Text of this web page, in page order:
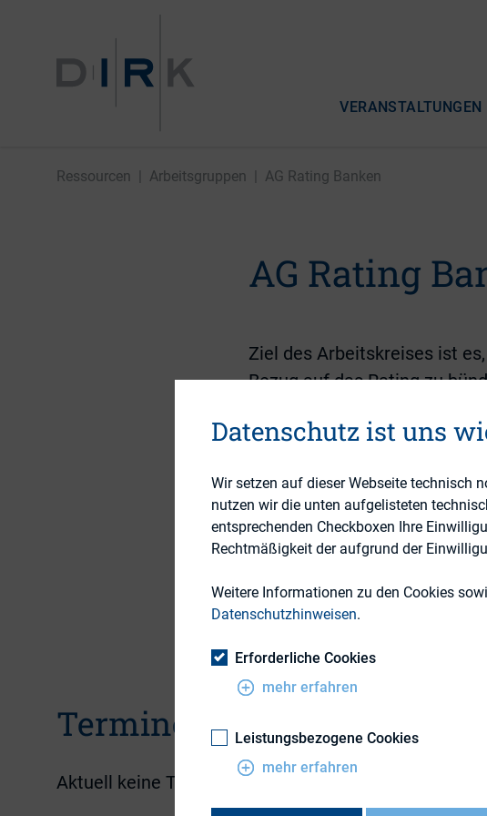
VERANSTALTUNGEN
Ressourcen Arbeitsgruppen AG Rating Banken
AG Rating
Ziel des Arbeitskreises ist
Bezug auf das Rating zu
besonderen Spezifika von
darüber. Änderungen in den
Ratingagenturen auf
ratingrelevante Aspekte wie
Aufbau eines Netzwerks
Zusammenkünfte.
Termine
Aktuell keine Termine vorhanden.
Datenschutz ist uns
Wir setzen auf dieser Webseite technisch
nutzen wir die unten aufgelisteten
entsprechenden Checkboxen Ihre
Rechtmäßigkeit der aufgrund der
Weitere Informationen zu den Cookies
Datenschutzhinweisen.
Erforderliche Cookies
mehr erfahren
Leistungsbezogene Cookies
mehr erfahren